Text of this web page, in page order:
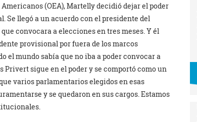
(OEA), Martelly decidió dejar el poder
llegó a un acuerdo con el presidente del
convocara a elecciones en tres meses. Y él
provisional por fuera de los marcos
el mundo sabía que no iba a poder convocar a
Privert sigue en el poder y se comportó como un
varios parlamentarios elegidos en esas
y se quedaron en sus cargos. Estamos